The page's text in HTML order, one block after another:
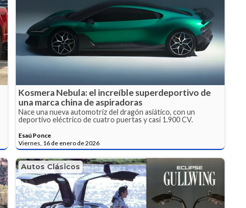
Kosmera Nebula: el increíble superdeportivo de
una marca china de aspiradoras
Nace una nueva automotriz del dragón asiático, con un
deportivo eléctrico de cuatro puertas y casi 1.900 CV.
Esaú Ponce
Viernes, 16 de enero de 2026
Autos Clásicos